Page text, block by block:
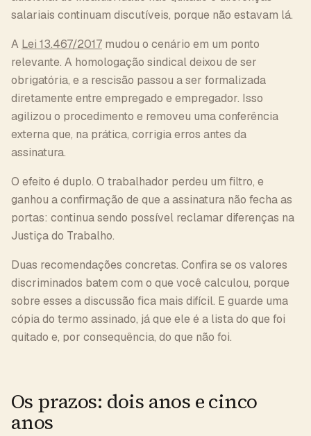
salariais continuam discutíveis, porque não estavam lá.
A Lei 13.467/2017 mudou o cenário em um ponto
relevante. A homologação sindical deixou de ser
obrigatória, e a rescisão passou a ser formalizada
diretamente entre empregado e empregador. Isso
agilizou o procedimento e removeu uma conferência
externa que, na prática, corrigia erros antes da
assinatura.
O efeito é duplo. O trabalhador perdeu um filtro, e
ganhou a confirmação de que a assinatura não fecha as
portas: continua sendo possível reclamar diferenças na
Justiça do Trabalho.
Duas recomendações concretas. Confira se os valores
discriminados batem com o que você calculou, porque
sobre esses a discussão fica mais difícil. E guarde uma
cópia do termo assinado, já que ele é a lista do que foi
quitado e, por consequência, do que não foi.
Os prazos: dois anos e cinco
anos